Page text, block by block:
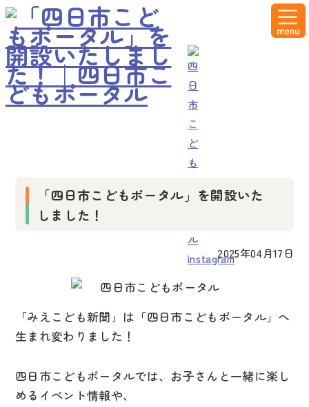
「四日市こどもポータル」を開設いた
しました！
2025年04月17日
「みえこども新聞」は「四日市こどもポータル」へ
生まれ変わりました！
四日市こどもポータルでは、お子さんと一緒に楽し
めるイベント情報や、